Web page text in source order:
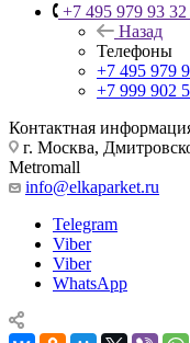
+7 495 979 93 32
Назад
Телефоны
+7 495 979
+7 999 902
Контактная
г. Москва,
Metromall
info@elkaparket.ru
Telegram
Viber
Viber
WhatsApp